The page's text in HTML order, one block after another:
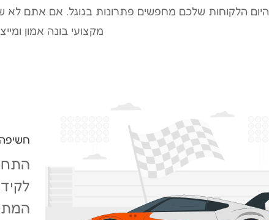
היום הלקוחות שלכם מחפשים פתרונות בגוגל. אם אתם
מקצועי בונה אמון